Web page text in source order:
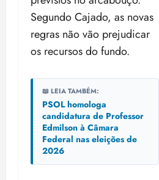
Segundo Cajado, as novas
regras não vão prejudicar
os recursos do fundo.
📖 LEIA TAMBÉM:
PSOL homologa
candidatura de Professor
Edmilson à Câmara
Federal nas eleições de
2026